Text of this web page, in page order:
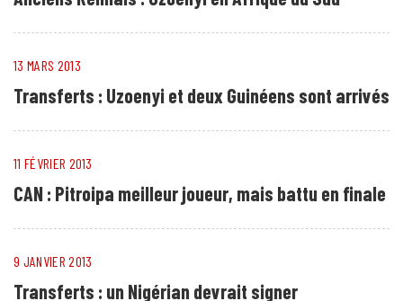
13 MARS 2013
Transferts : Uzoenyi et deux Guinéens sont arrivés
11 FÉVRIER 2013
CAN : Pitroipa meilleur joueur, mais battu en finale
9 JANVIER 2013
Transferts : un Nigérian devrait signer